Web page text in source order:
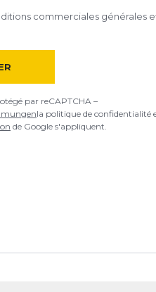
commerciales générales
par reCAPTCHA –
la politique de confidentialité
de Google s'appliquent.